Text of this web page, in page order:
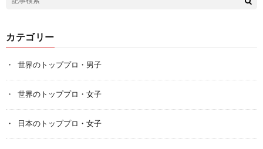
カテゴリー
世界のトッププロ・男子
世界のトッププロ・女子
日本のトッププロ・女子